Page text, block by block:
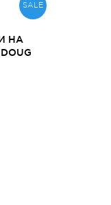
SALE
НА